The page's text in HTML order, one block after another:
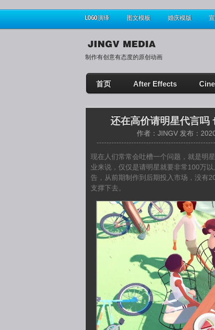
LOGO演绎 图文模板 婚庆模版
制作有创意有态度的原创动画
首页 After Effects
还在高价请明星代言吗
作者：JINGV 发布：
现在人们常常会吐槽一个问题，就是明
业来说，仅仅是请明星就要非常100万
告，从前期制作到后期投入市场，没有
支撑下去。